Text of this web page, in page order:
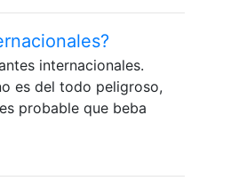
internacionales.
es del todo peligroso,
probable que beba